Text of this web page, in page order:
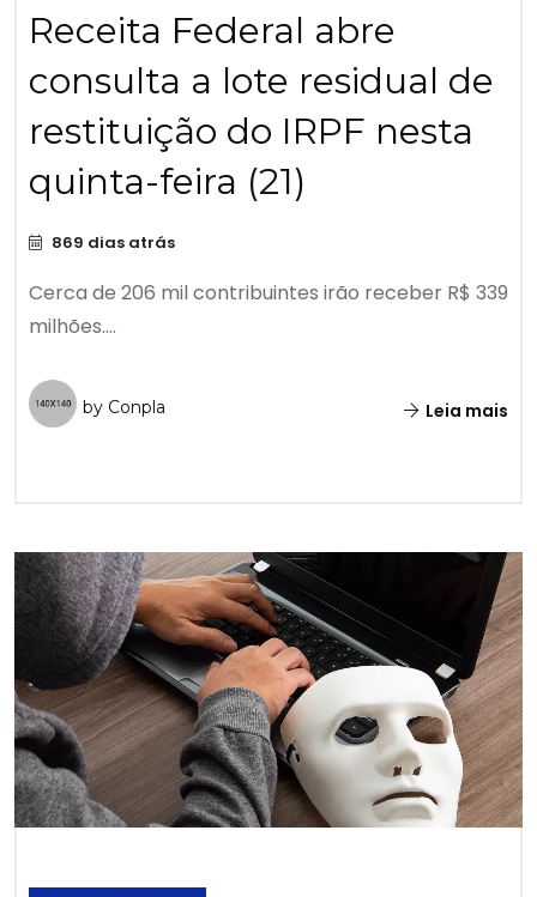
Receita Federal abre
consulta a lote residual de
restituição do IRPF nesta
quinta-feira (21)
869 dias atrás
Cerca de 206 mil contribuintes irão receber R$ 339
milhões....
by Conpla Leia mais